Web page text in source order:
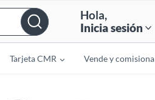
Hola,
Inicia sesión
Tarjeta CMR Vende y comisiona